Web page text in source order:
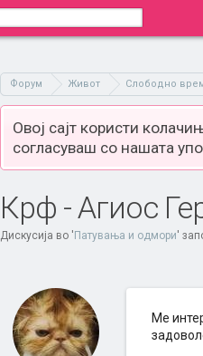
Форум Живот Слободно
Овој сајт користи
согласуваш со нашата
Крф - Агиос
Дискусија во ' Патувања и одмори'
Ме